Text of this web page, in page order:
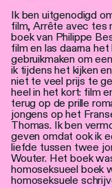
Ik ben uitgenodigd
film, Arrête avec tes
boek van Philippe
film en las daarna
gebruikmaken om
ik tijdens het kijken
niet te veel prijs te
heel in het kort: film
terug op de prille
jongens op het
Thomas. Ik ben
geven omdat ook ik
liefde tussen twee
Wouter. Het boek
homoseksueel boek
homoseksuele